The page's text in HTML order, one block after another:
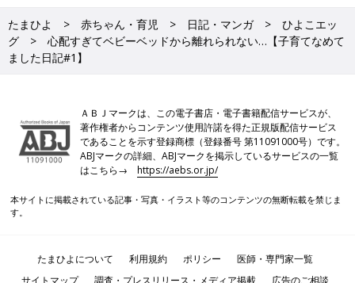
たまひよ 赤ちゃん・育児 日記・マンガ
ひよこエッ
グ
心配すぎてベビーベッドから離れられない…【子育てなめて
ました日記#1】
ＡＢＪマークは、この電子書店・電子書籍配信サービスが、
著作権者からコンテンツ使用許諾を得た正規版配信サービス
であることを示す登録商標（登録番号 第11091000号）です。
ABJマークの詳細、ABJマークを掲示しているサービスの一覧
はこちら→https://aebs.or.jp/
本サイトに掲載されている記事・写真・イラスト等のコンテンツの無断転載を禁じま
す。
たまひよについて 利用規約 ポリシー
医師・専門家一覧